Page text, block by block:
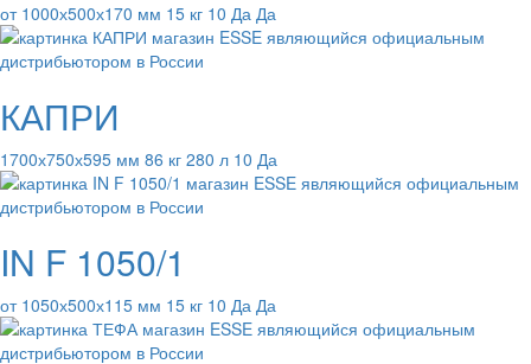
от 1000х500х170 мм 15 кг 10 Да Да
КАПРИ
1700х750х595 мм 86 кг 280 л 10 Да
IN F 1050/1
от 1050х500х115 мм 15 кг 10 Да Да